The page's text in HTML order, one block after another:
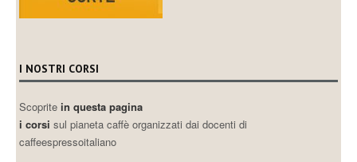
I NOSTRI CORSI
Scopritein questa pagina
i corsi sul pianeta caffè organizzati dai docenti di
caffeespressoitaliano